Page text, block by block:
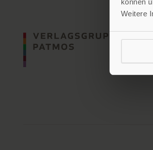
können
Weitere